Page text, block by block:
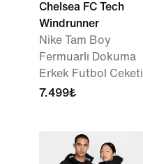
Chelsea FC Tech
Windrunner
Nike Tam Boy
Fermuarlı Dokuma
Erkek Futbol Ceketi
7.499₺